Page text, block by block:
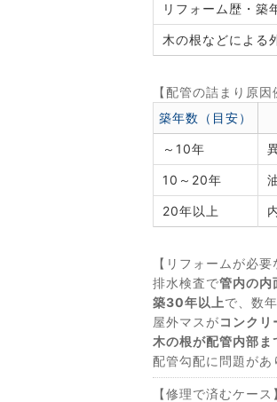
リフォーム歴・築
木の根などによる
【配管の詰まり原因
築年数（目安）
～10年
10～20年
20年以上
【リフォームが必要
排水検査で管内の内
築30年以上で、数
屋外マスがコンク
木の根が配管内部ま
配管勾配に問題があ
【修理で済むケース